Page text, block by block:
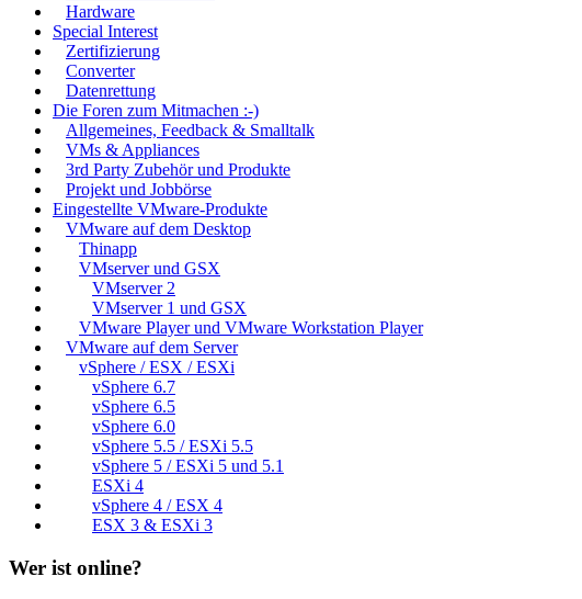
Hardware
Special Interest
Zertifizierung
Converter
Datenrettung
Die Foren zum Mitmachen :-)
Allgemeines, Feedback & Smalltalk
VMs & Appliances
3rd Party Zubehör und Produkte
Projekt und Jobbörse
Eingestellte VMware-Produkte
VMware auf dem Desktop
Thinapp
VMserver und GSX
VMserver 2
VMserver 1 und GSX
VMware Player und VMware Workstation Player
VMware auf dem Server
vSphere / ESX / ESXi
vSphere 6.7
vSphere 6.5
vSphere 6.0
vSphere 5.5 / ESXi 5.5
vSphere 5 / ESXi 5 und 5.1
ESXi 4
vSphere 4 / ESX 4
ESX 3 & ESXi 3
Wer ist online?